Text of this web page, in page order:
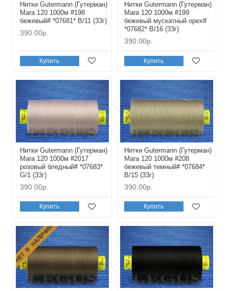
Нитки Gutermann (Гутерман)
Mara 120 1000м #198
бежевый# *07681* B/11 (33г)
390.00р.
Купить
Нитки Gutermann (Гутерман)
Mara 120 1000м #199
бежевый мускатный орех#
*07682* B/16 (33г)
390.00р.
Купить
Нитки Gutermann (Гутерман)
Mara 120 1000м #2017
розовый бледный# *07683*
G/1 (33г)
390.00р.
Купить
Нитки Gutermann (Гутерман)
Mara 120 1000м #208
бежевый темный# *07684*
B/15 (33г)
390.00р.
Купить
НЕТ В НАЛИЧИИ